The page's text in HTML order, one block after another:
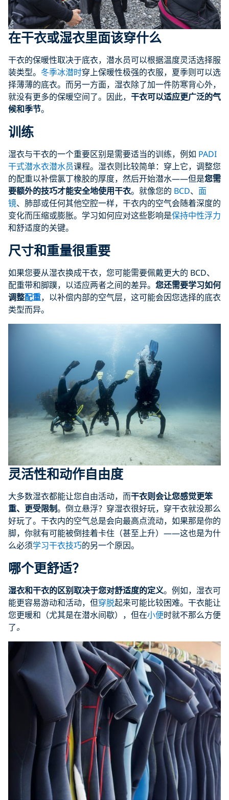
在干衣或湿衣里面该穿什么
干衣的保暖性取决于底衣，潜水员可以根据温度灵活选择服
装类型。 冬季冰潜时穿上保暖性极强的衣服，夏季则可以选
择薄薄的底衣。而另一方面，湿衣除了加一件防寒背心外，
就没有更多的保暖空间了。因此， 干衣可以适应更广泛的气
候和季节。
训练
湿衣与干衣的一个重要区别是需要适当的训练，例如 PADI
干式潜水衣潜水员课程。湿衣则比较简单：穿上它，调整您
的配重以补偿氯丁橡胶的厚度，然后开始潜水——但是您需
要额外的技巧才能安全地使用干衣。就像您的 BCD、 面
镜、肺部或任何其他空腔一样，干衣内的空气会随着深度的
变化而压缩或膨胀。学习如何应对这些影响是保持中性浮力
和舒适度的关键。
尺寸和重量很重要
如果您要从湿衣换成干衣，您可能需要佩戴更大的 BCD、
配重带和脚蹼，以适应两者之间的差异。 您还需要学习如何
调整配重，以补偿内部的空气层，这可能会因您选择的底衣
类型而异。
灵活性和动作自由度
大多数湿衣都能让您自由活动，而干衣则会让您感觉更笨
重、更受限制。倒立悬浮？穿湿衣很好玩，穿干衣就没那么
好玩了。干衣内的空气总是会向最高点流动，如果那是你的
脚，你就有可能被倒挂着卡住（甚至上升）——这也是为什
么必须学习干衣技巧的另一个原因。
哪个更舒适？
湿衣和干衣的区别取决于您对舒适度的定义。例如，湿衣可
能更容易游动和活动，但穿脱起来可能比较困难。干衣能让
您更暖和（尤其是在潜水间歇），但在小便时就不那么方便
了。